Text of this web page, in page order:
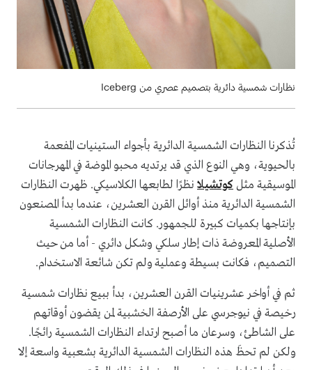
نظارات شمسية دائرية بتصميم عصري من Iceberg
تُذكرنا النظارات الشمسية الدائرية بأجواء الستينيات المفعمة
بالحيوية، وهي النوع الذي قد يرتديه محبو الموضة في المهرجانات
الموسيقية مثل كوتشيلا نظرًا لطابعها الكلاسيكي. ظهرت النظارات
الشمسية الدائرية منذ أوائل القرن العشرين، عندما بدأ المصنعون
بإنتاجها بكميات كبيرة للجمهور. كانت النظارات الشمسية
الأصلية المعروضة ذات إطار سلكي وشكل دائري - أما من حيث
التصميم، فكانت بسيطة وعملية ولم تكن شائعة الاستخدام.
ثم في أواخر عشرينيات القرن العشرين، بدأ ببيع نظارات شمسية
رخيصة في نيوجرسي على الأرصفة الخشبية لمن يقضون أوقاتهم
على الشاطئ، وسرعان ما أصبح ارتداء النظارات الشمسية رائجًا.
ولكن لم تحظَ هذه النظارات الشمسية الدائرية بشعبية واسعة إلا